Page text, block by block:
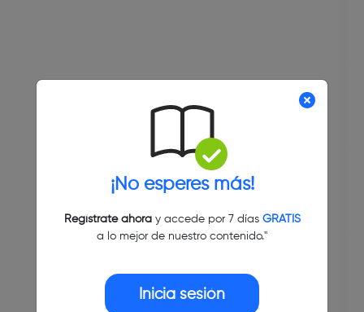
¡No esperes más!
Regístrate ahoray accede por 7 días GRATIS
a lo mejor de nuestro contenido."
Inicia sesión